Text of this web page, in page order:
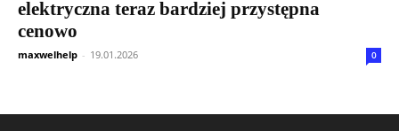
elektryczna teraz bardziej przystępna
cenowo
maxwelhelp - 19.01.2026 0